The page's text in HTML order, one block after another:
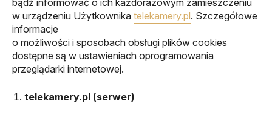
w urządzeniu Użytkownika telekamery.pl. Szczegółowe
informacje
o możliwości i sposobach obsługi plików cookies
dostępne są w ustawieniach oprogramowania
przeglądarki internetowej.
telekamery.pl (serwer)